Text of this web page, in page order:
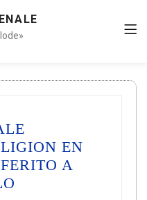
EN
A